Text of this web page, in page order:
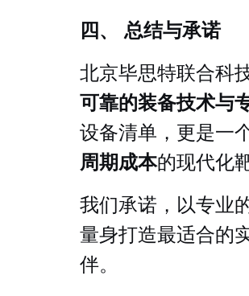
四、 总结与承诺
北京毕思特联合科
可靠的装备技术与
设备清单，更是一
周期成本的现代化
我们承诺，以专业
量身打造最适合的
伴。